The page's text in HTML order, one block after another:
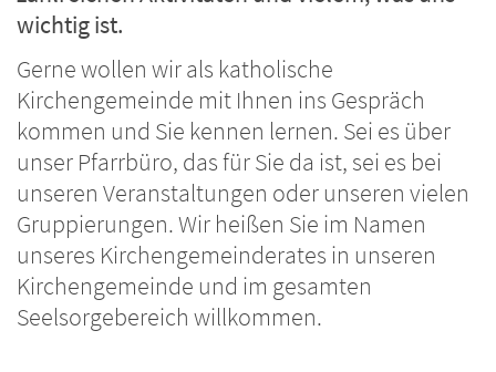
wichtig ist.
Gerne wollen wir als katholische
Kirchengemeinde mit Ihnen ins Gespräch
kommen und Sie kennen lernen. Sei es über
unser Pfarrbüro, das für Sie da ist, sei es bei
unseren Veranstaltungen oder unseren vielen
Gruppierungen. Wir heißen Sie im Namen
unseres Kirchengemeinderates in unseren
Kirchengemeinde und im gesamten
Seelsorgebereich willkommen.